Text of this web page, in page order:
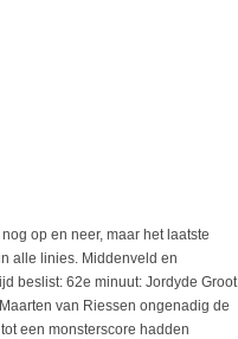
op en neer, maar het laatste
alle linies. Middenveld en
beslist: 62e minuut: Jordyde Groot
van Riessen ongenadig de
een monsterscore hadden